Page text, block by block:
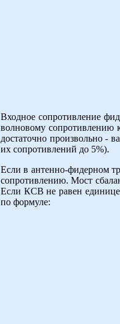
Входное сопротивление
волновому сопротивлению
достаточно произвольно -
их сопротивлений до 5%).
Если в антенно-фидерном
сопротивлению. Мост
Если КСВ не равен
по формуле: